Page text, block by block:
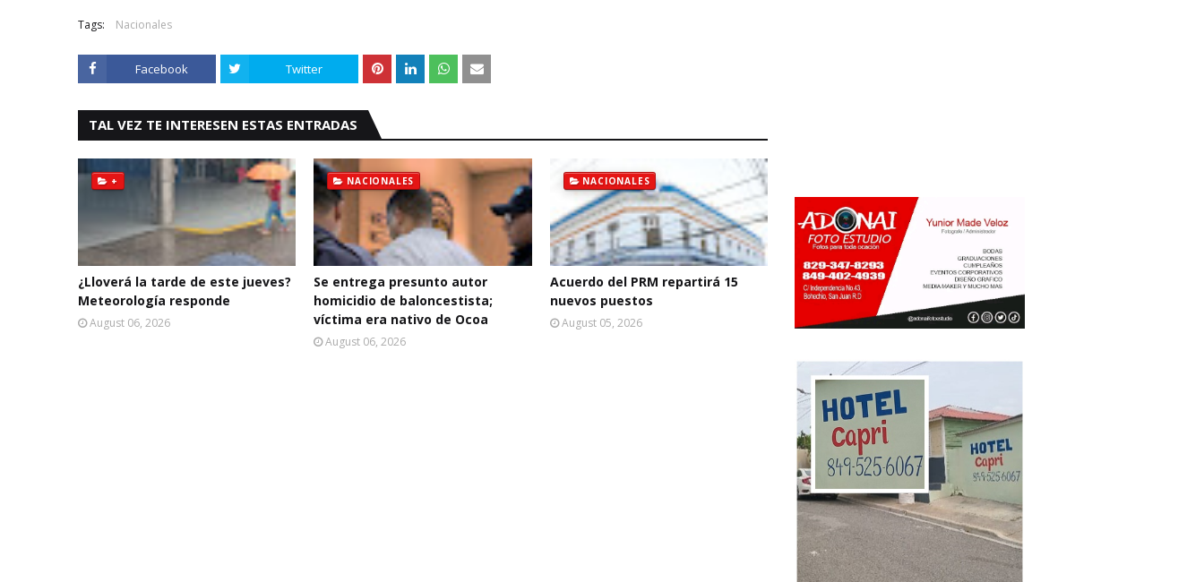
Tags: Nacionales
Facebook Twitter
TAL VEZ TE INTERESEN ESTAS ENTRADAS
+
¿Lloverá la tarde de este jueves?
Meteorología responde
August 06, 2026
NACIONALES
Se entrega presunto autor
homicidio de baloncestista;
víctima era nativo de Ocoa
August 06, 2026
NACIONALES
Acuerdo del PRM repartirá 15
nuevos puestos
August 05, 2026